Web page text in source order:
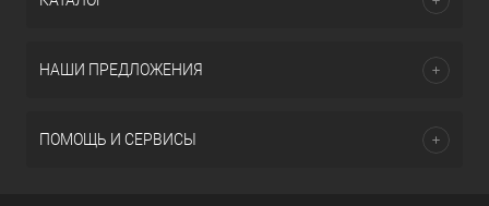
НАШИ ПРЕДЛОЖЕНИЯ
ПОМОЩЬ И СЕРВИСЫ